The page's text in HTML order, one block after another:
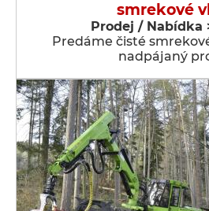
smrekové
Prodej / Nabídka
Predáme čisté
nadpájaný